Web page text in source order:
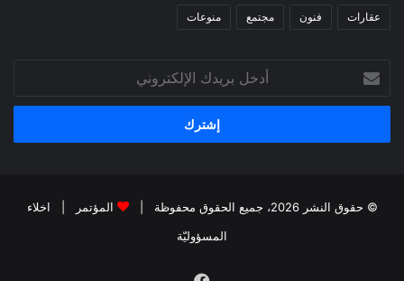
عقارات فنون مجتمع منوعات
بريدك
الإلكتروني
© حقوق النشر 2026، جميع الحقوق محفوظة | المؤتمر
اخلاء
المسؤوليّة